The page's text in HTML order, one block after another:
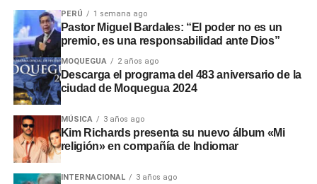
PERÚ 1 semana ago
Pastor Miguel Bardales: “El poder no es un
premio, es una responsabilidad ante Dios”
MOQUEGUA 2 años ago
Descarga el programa del 483 aniversario de la
ciudad de Moquegua 2024
MÚSICA 3 años ago
Kim Richards presenta su nuevo álbum «Mi
religión» en compañía de Indiomar
INTERNACIONAL 3 años ago